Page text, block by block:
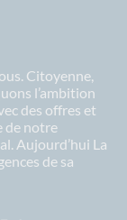
Citoyenne,
l’ambition
des offres et
de notre
Aujourd’hui La
de sa